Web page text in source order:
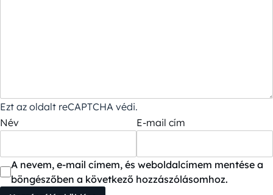
Ezt az oldalt reCAPTCHA védi.
Név
E-mail cím
A nevem, e-mail címem, és weboldalcímem mentése a
böngészőben a következő hozzászólásomhoz.